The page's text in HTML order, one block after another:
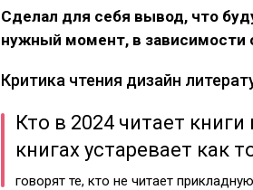
Сделал для себя вывод, что
нужный момент, в зависимости
Критика чтения дизайн
Кто в 2024 читает
книгах устаревает как
говорят те, кто не читает